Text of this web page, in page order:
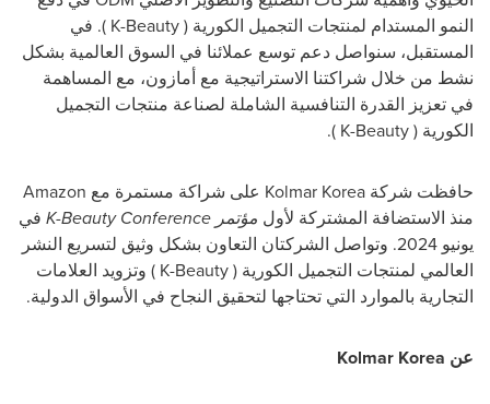
النمو المستدام لمنتجات التجميل الكورية (K-Beauty ). في
المستقبل، سنواصل دعم توسع عملائنا في السوق العالمية بشكل
نشط من خلال شراكتنا الاستراتيجية مع أمازون، مع المساهمة
في تعزيز القدرة التنافسية الشاملة لصناعة منتجات التجميل
الكورية (K-Beauty
).
حافظت شركة Kolmar Korea على شراكة مستمرة مع Amazon
منذ الاستضافة المشتركة لأول مؤتمر K-Beauty Conference في
يونيو 2024. وتواصل الشركتان التعاون بشكل وثيق لتسريع النشر
العالمي لمنتجات التجميل الكورية (K-Beauty ) وتزويد العلامات
التجارية بالموارد التي تحتاجها لتحقيق النجاح في الأسواق الدولية.
عن Kolmar Korea